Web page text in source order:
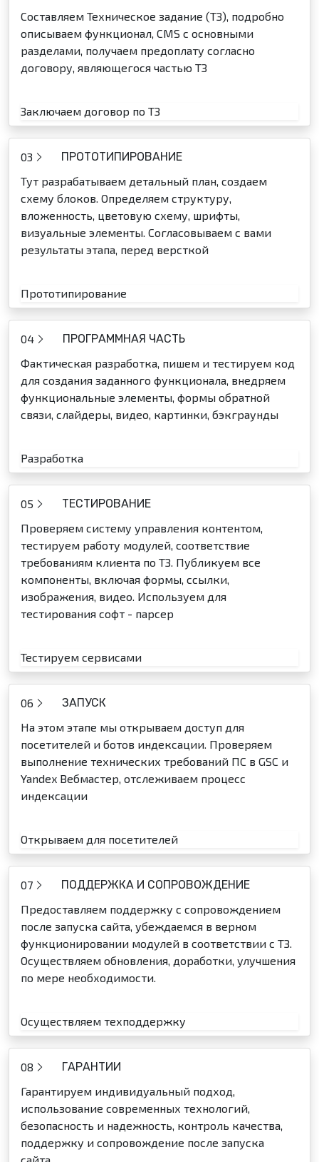
Составляем Техническое задание (ТЗ), подробно
описываем функционал, CMS с основными
разделами, получаем предоплату согласно
договору, являющегося частью ТЗ
Заключаем договор по ТЗ
03
ПРОТОТИПИРОВАНИЕ
Тут разрабатываем детальный план, создаем
схему блоков. Определяем структуру,
вложенность, цветовую схему, шрифты,
визуальные элементы. Согласовываем с вами
результаты этапа, перед версткой
Прототипирование
04
ПРОГРАММНАЯ ЧАСТЬ
Фактическая разработка, пишем и тестируем код
для создания заданного функционала, внедряем
функциональные элементы, формы обратной
связи, слайдеры, видео, картинки, бэкграунды
Разработка
05
ТЕСТИРОВАНИЕ
Проверяем систему управления контентом,
тестируем работу модулей, соответствие
требованиям клиента по ТЗ. Публикуем все
компоненты, включая формы, ссылки,
изображения, видео. Используем для
тестирования софт - парсер
Тестируем сервисами
06
ЗАПУСК
На этом этапе мы открываем доступ для
посетителей и ботов индексации. Проверяем
выполнение технических требований ПС в GSC и
Yandex Вебмастер, отслеживаем процесс
индексации
Открываем для посетителей
07
ПОДДЕРЖКА И СОПРОВОЖДЕНИЕ
Предоставляем поддержку с сопровождением
после запуска сайта, убеждаемся в верном
функционировании модулей в соответствии с ТЗ.
Осуществляем обновления, доработки, улучшения
по мере необходимости.
Осуществляем техподдержку
08
ГАРАНТИИ
Гарантируем индивидуальный подход,
использование современных технологий,
безопасность и надежность, контроль качества,
поддержку и сопровождение после запуска